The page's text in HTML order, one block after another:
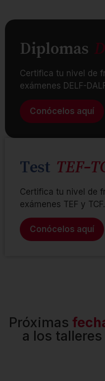
Diplomas
Certifica tu nivel de
exámenes DELF-
Conócelos aquí
Test TEF-
Certifica tu nivel de
exámenes TEF y TCF.
Conócelos aquí
Próximas
a los